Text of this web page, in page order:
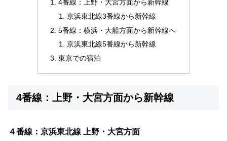
4番線：上野・大宮方面から新幹線
京浜東北線3番線から新幹線
5番線：横浜・大船方面から新幹線へ
京浜東北線5番線から新幹線
東京での宿泊
4番線：上野・大宮方面から新幹線
４番線：京浜東北線 上野・大宮方面